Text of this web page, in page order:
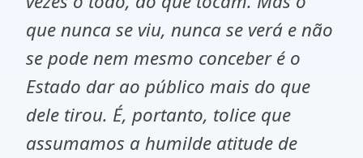
que nunca se viu, nunca se verá e não
se pode nem mesmo conceber é o
Estado dar ao público mais do que
dele tirou. É, portanto, tolice que
assumamos a humilde atitude de